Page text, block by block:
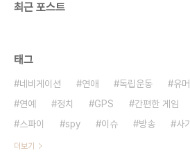
최근 포스트
태그
네비게이션 연애 독립운동 유머
연예
정치 GPS 간편한 게임
스파이
spy 이슈 방송 사기
더보기